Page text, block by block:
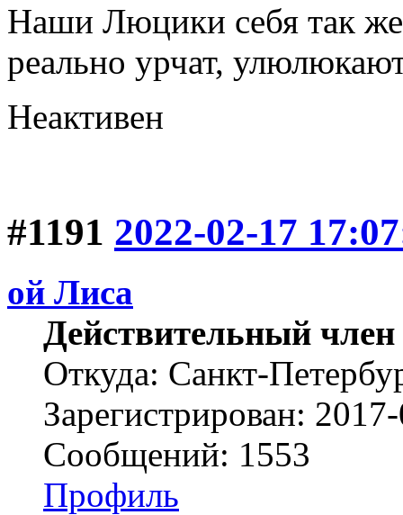
Наши Люцики себя так
реально урчат,
Неактивен
#1191 2022-02-17
ой Лиса
Действительный член
Откуда: Санкт-
Зарегистрирован:
Сообщений: 1553
Профиль